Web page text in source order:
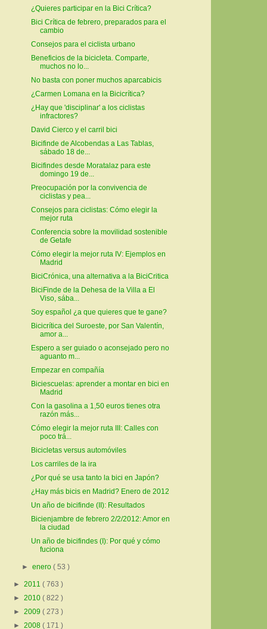
¿Quieres participar en la Bici Crítica?
Bici Crítica de febrero, preparados para el
cambio
Consejos para el ciclista urbano
Beneficios de la bicicleta. Comparte,
muchos no lo...
No basta con poner muchos aparcabicis
¿Carmen Lomana en la Bicicrítica?
¿Hay que 'disciplinar' a los ciclistas
infractores?
David Cierco y el carril bici
Bicifinde de Alcobendas a Las Tablas,
sábado 18 de...
Bicifindes desde Moratalaz para este
domingo 19 de...
Preocupación por la convivencia de
ciclistas y pea...
Consejos para ciclistas: Cómo elegir la
mejor ruta
Conferencia sobre la movilidad sostenible
de Getafe
Cómo elegir la mejor ruta IV: Ejemplos en
Madrid
BiciCrónica, una alternativa a la BiciCritica
BiciFinde de la Dehesa de la Villa a El
Viso, sába...
Soy español ¿a que quieres que te gane?
Bicicrítica del Suroeste, por San Valentín,
amor a...
Espero a ser guiado o aconsejado pero no
aguanto m...
Empezar en compañía
Biciescuelas: aprender a montar en bici en
Madrid
Con la gasolina a 1,50 euros tienes otra
razón más...
Cómo elegir la mejor ruta III: Calles con
poco trá...
Bicicletas versus automóviles
Los carriles de la ira
¿Por qué se usa tanto la bici en Japón?
¿Hay más bicis en Madrid? Enero de 2012
Un año de bicifinde (II): Resultados
Bicienjambre de febrero 2/2/2012: Amor en
la ciudad
Un año de bicifindes (I): Por qué y cómo
fuciona
►enero( 53 )
► 2011 ( 763 )
► 2010 ( 822 )
► 2009 ( 273 )
► 2008 ( 171 )